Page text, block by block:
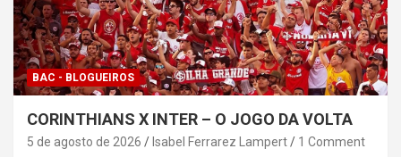
BAC - BLOGUEIROS
CORINTHIANS X INTER – O JOGO DA VOLTA
5 de agosto de 2026 Isabel Ferrarez Lampert 1 Comment